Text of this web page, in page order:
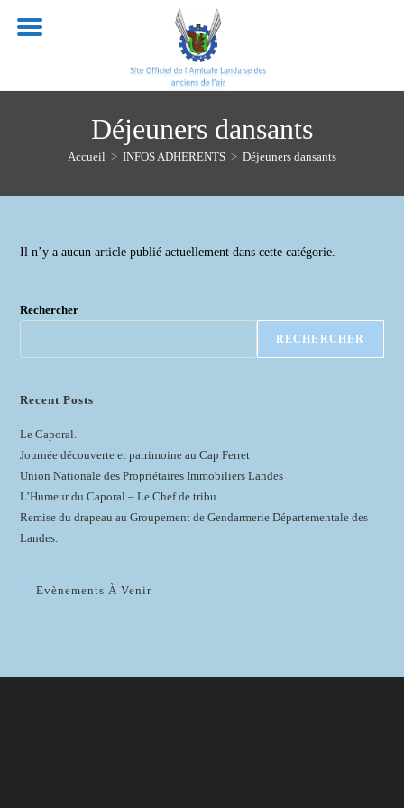
Déjeuners dansants
Accueil > INFOS ADHERENTS > Déjeuners dansants
Il n’y a aucun article publié actuellement dans cette catégorie.
Rechercher
RECHERCHER
Recent Posts
Le Caporal.
Journée découverte et patrimoine au Cap Ferret
Union Nationale des Propriétaires Immobiliers Landes
L’Humeur du Caporal – Le Chef de tribu.
Remise du drapeau au Groupement de Gendarmerie Départementale des
Landes.
Evènements À Venir